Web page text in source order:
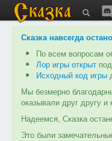
Сказка навсегда
По всем вопросам
Лор игры открыт
Исходный код игры
Мы безмерно
оказывали друг другу и
Надеемся, Сказка
Это были